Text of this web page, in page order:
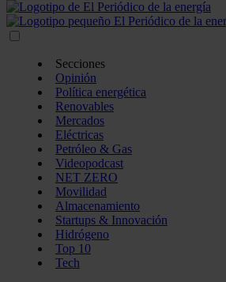
Secciones
Opinión
Política energética
Renovables
Mercados
Eléctricas
Petróleo & Gas
Videopodcast
NET ZERO
Movilidad
Almacenamiento
Startups & Innovación
Hidrógeno
Top 10
Tech